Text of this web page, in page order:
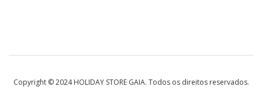
Copyright © 2024 HOLIDAY STORE GAIA. Todos os direitos reservados.